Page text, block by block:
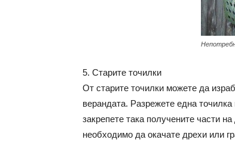
5. Старите точилки
От старите точилки можете да
верандата. Разрежете една
закрепете така получените части
необходимо да окачате дрехи или